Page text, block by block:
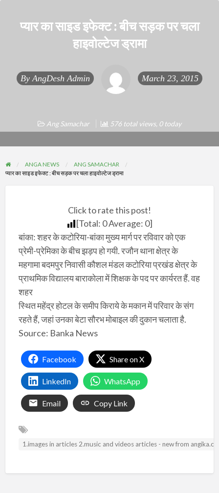
प्यार का साइड इफेक्ट : बीच सड़क पर चला
हाइवोल्टेज ड्रामा
By AngDesh Admin March 23, 2015
Ang Samachar 576 total views, 0 today
ANGA NEWS
ANG SAMACHAR
प्यार का साइड इफेक्ट : बीच सड़क पर चला हाइवोल्टेज ड्रामा
Click to rate this post!
[Total: 0Average: 0]
बांका: शहर के कटोरिया-बांका मुख्य मार्ग पर रविवार को एक
प्रेमी-प्रेमिका के बीच झड़प हो गयी. रजाैन थाना क्षेत्र के
महगामा बदमपुर निवासी कौशल मंडल कटोरिया प्रखंड क्षेत्र के
प्राथमिक विद्यालय बाराकोला में शिक्षक के पद पर कार्यरत हैं. वह
शहर
स्थित महेंद्र होटल के समीप किराये के मकान में परिवार के संग
रहते हैं, जहां उनका बेटा सौरभ मोबाइल की दुकान चलाता है.
Source: Banka News
Facebook Share on X
LinkedIn WhatsApp
Email Copy Link
1.images in articles 2.music and videos articles - new from